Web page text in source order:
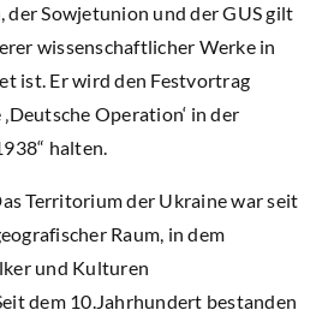
der Sowjetunion und der GUS gilt
wissenschaftlicher Werke in
ist. Er wird den Festvortrag
Operation‘ in der
halten.
Territorium der Ukraine war seit
Raum, in dem
und Kulturen
dem 10.Jahrhundert bestanden